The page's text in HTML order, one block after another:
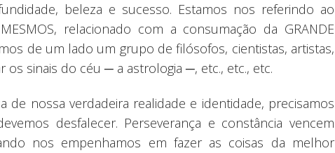
beleza e sucesso. Estamos nos referindo ao
MESMOS, relacionado com a consumação da GRANDE
de um lado um grupo de filósofos, cientistas, artistas,
sinais do céu ─ a astrologia ─, etc., etc., etc.
de nossa verdadeira realidade e identidade, precisamos
desfalecer. Perseverança e constância vencem
nos empenhamos em fazer as coisas da melhor